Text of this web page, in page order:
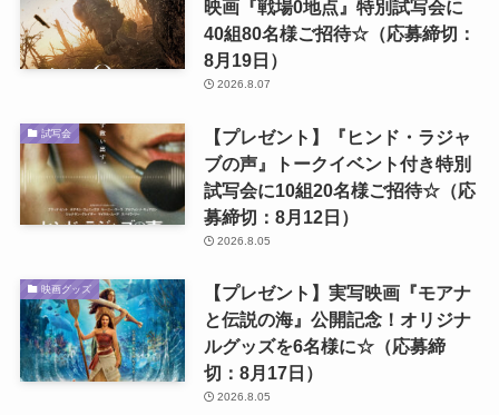
映画『戦場0地点』特別試写会に
40組80名様ご招待☆（応募締切：
8月19日）
2026.8.07
試写会
【プレゼント】『ヒンド・ラジャ
ブの声』トークイベント付き特別
試写会に10組20名様ご招待☆（応
募締切：8月12日）
2026.8.05
映画グッズ
【プレゼント】実写映画『モアナ
と伝説の海』公開記念！オリジナ
ルグッズを6名様に☆（応募締
切：8月17日）
2026.8.05